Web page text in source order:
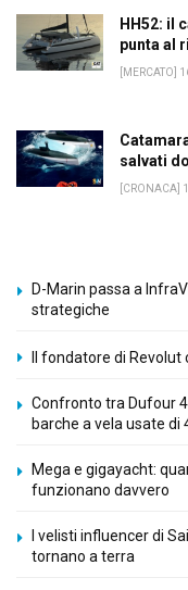
HH52: il
punta al
[MERCATO]
salvati
[CRONACA]
D-Marin passa a
strategiche
Il fondatore di Revolut
Confronto tra Dufour
barche a vela usate di
Mega e gigayacht:
funzionano davvero
I velisti influencer di
tornano a terra